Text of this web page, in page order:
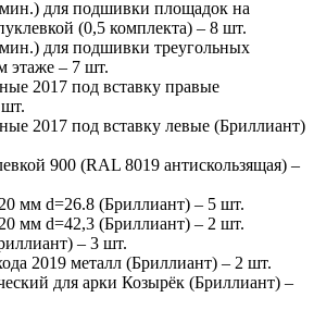
для подшивки площадок на
(0,5 комплекта) – 8 шт.
для подшивки треугольных
этаже – 7 шт.
2017 под вставку правые
2017 под вставку левые (Бриллиант)
900 (RAL 8019 антискользящая) –
мм d=26.8 (Бриллиант) – 5 шт.
мм d=42,3 (Бриллиант) – 2 шт.
– 3 шт.
2019 металл (Бриллиант) – 2 шт.
для арки Козырёк (Бриллиант) –